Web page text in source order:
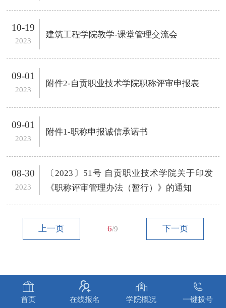
10-19
2023
建筑工程学院教学-课堂管理交流会
09-01
2023
附件2-自贡职业技术学院职称评审申报表
09-01
2023
附件1-职称申报诚信承诺书
08-30
2023
〔2023〕51号 自贡职业技术学院关于印发
《职称评审管理办法（暂行）》的通知
上一页 6/9 下一页

首页

在线报名

学院概况

一键拨号